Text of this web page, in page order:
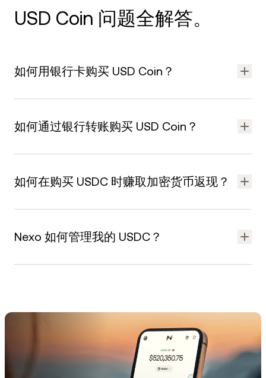
USD Coin 问题全解答。
如何用银行卡购买 USD Coin？
可直接使用信用卡或借记卡购买 USD Coin，也可使用与 Apple
如需详细了解如何用银行卡购买 USD Coin，请访问
如何通过银行转账购买 USD Coin？
用户可通过银行转账的方式，从当地银行进行充值。 欧元和英镑
资金到账后，前往 Nexo 应用程序内的“Exchange"标签页，将到
如何在购买 USDC 时赚取加密货币返现？
如要在购买 USDC 时获得加密货币返现，账户中数字资产余额价
若想获得最高加密货币返现，需保持账户中数字资产余额价值超
Nexo 如何管理我的 USDC？
我们采用 Ledger Vault、Fireblocks 等多个托管平台，以实现托
ISO/IEC 27001:2013 认证的信息管理系统。